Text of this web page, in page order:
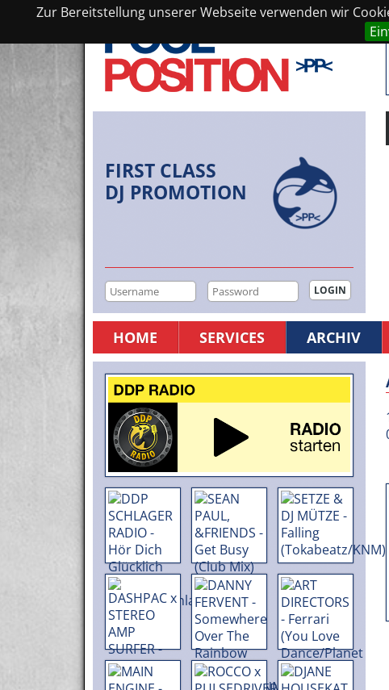
Zur Bereitstellung unserer Webseite verwenden wir
FIRST CLASS
DJ PROMOTION
HOME SERVICES ARCHIV